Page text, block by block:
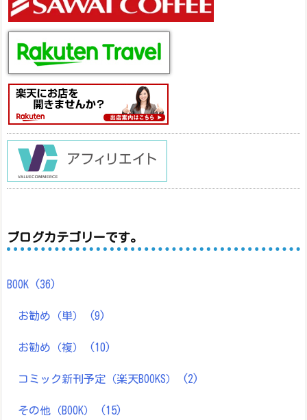
ブログカテゴリーです。
BOOK (36)
お勧め（単） (9)
お勧め（複） (10)
コミック新刊予定（楽天BOOKS） (2)
その他（BOOK） (15)